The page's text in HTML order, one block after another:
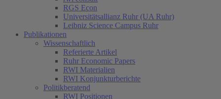
RGS Econ
Universitätsallianz Ruhr (UA Ruhr)
Leibniz Science Campus Ruhr
Publikationen
Wissenschaftlich
Referierte Artikel
Ruhr Economic Papers
RWI Materialien
RWI Konjunkturberichte
Politikberatend
RWI Positionen